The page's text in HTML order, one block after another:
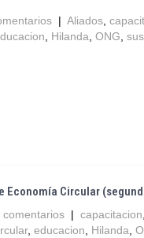
| Aliados,
Hilanda ONG
Economía Circular
comentarios | capacitacion
, educacion Hilanda